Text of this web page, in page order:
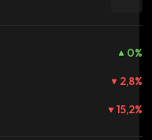
0%
2,8%
15,2%